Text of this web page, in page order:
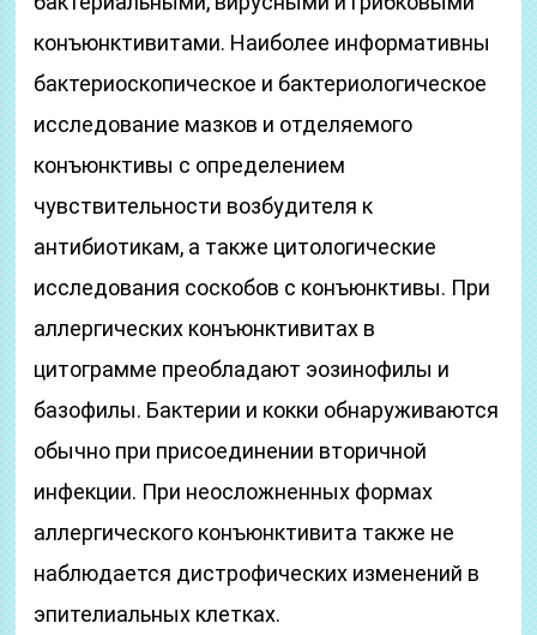
конъюнктивитами. Наиболее информативны
бактериоскопическое и бактериологическое
исследование мазков и отделяемого
конъюнктивы с определением
чувствительности возбудителя к
антибиотикам, а также цитологические
исследования соскобов с конъюнктивы. При
аллергических конъюнктивитах в
цитограмме преобладают эозинофилы и
базофилы. Бактерии и кокки обнаруживаются
обычно при присоединении вторичной
инфекции. При неосложненных формах
аллергического конъюнктивита также не
наблюдается дистрофических изменений в
эпителиальных клетках.